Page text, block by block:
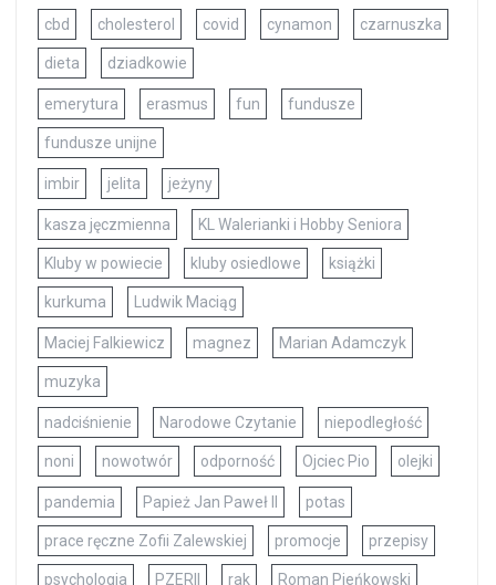
cbd cholesterol covid cynamon czarnuszka
dieta dziadkowie
emerytura erasmus fun fundusze
fundusze unijne
imbir jelita jeżyny
kasza jęczmienna KL Walerianki i Hobby Seniora
Kluby w powiecie kluby osiedlowe książki
kurkuma Ludwik Maciąg
Maciej Falkiewicz magnez Marian Adamczyk
muzyka
nadciśnienie Narodowe Czytanie niepodległość
noni nowotwór odporność Ojciec Pio olejki
pandemia Papież Jan Paweł II potas
prace ręczne Zofii Zalewskiej promocje przepisy
psychologia PZERII rak Roman Pieńkowski